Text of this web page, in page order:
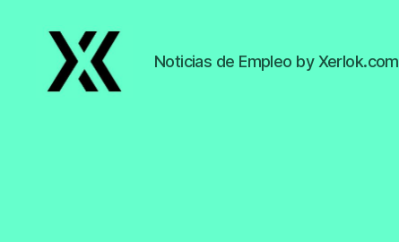
Noticias de Empleo by Xerlok.com